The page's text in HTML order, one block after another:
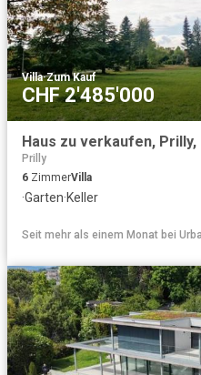
Villa·Zum Kauf
CHF 2'485'000
Haus zu verkaufen, Prilly,
Prilly
6 ZimmerVilla
·Garten·Keller
Seit mehr als einem Monat bei